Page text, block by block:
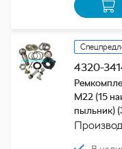
4320-
М22 (15
пыльник)